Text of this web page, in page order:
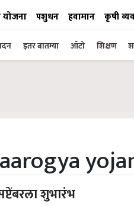
योजना पशुधन हवामान कृषी
इतर बातम्या ऑटो शिक्षण
शुभारंभ